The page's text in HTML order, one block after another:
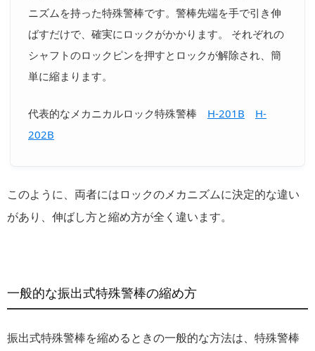
ニズムを持った特殊警棒です。警棒先端を手で引き伸
ばすだけで、確実にロックがかかります。 それぞれの
シャフトのロックピンを押すとロックが解除され、簡
単に縮まります。
代表的なメカニカルロック特殊警棒 H-201B
H-
202B
このように、両者にはロックのメカニズムに決定的な違い
があり、伸ばし方と縮め方が全く違います。
一般的な振出式特殊警棒の縮め方
振出式特殊警棒を縮めるときの一般的な方法は、特殊警棒